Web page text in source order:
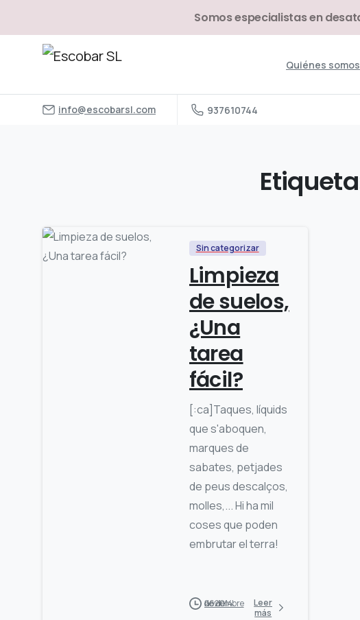
Somos especialistas en
Quiénes somos
info@escobarsl.com 937610744
Sin categorizar
Limpieza
de suelos,
¿Una
tarea
fácil?
[:ca]Taques, líquids
que s'aboquen,
marques de
sabates, petjades
de peus descalços,
molles,... Hi ha mil
coses que poden
embrutar el terra!
26 de noviembre de 2014
Leer
más